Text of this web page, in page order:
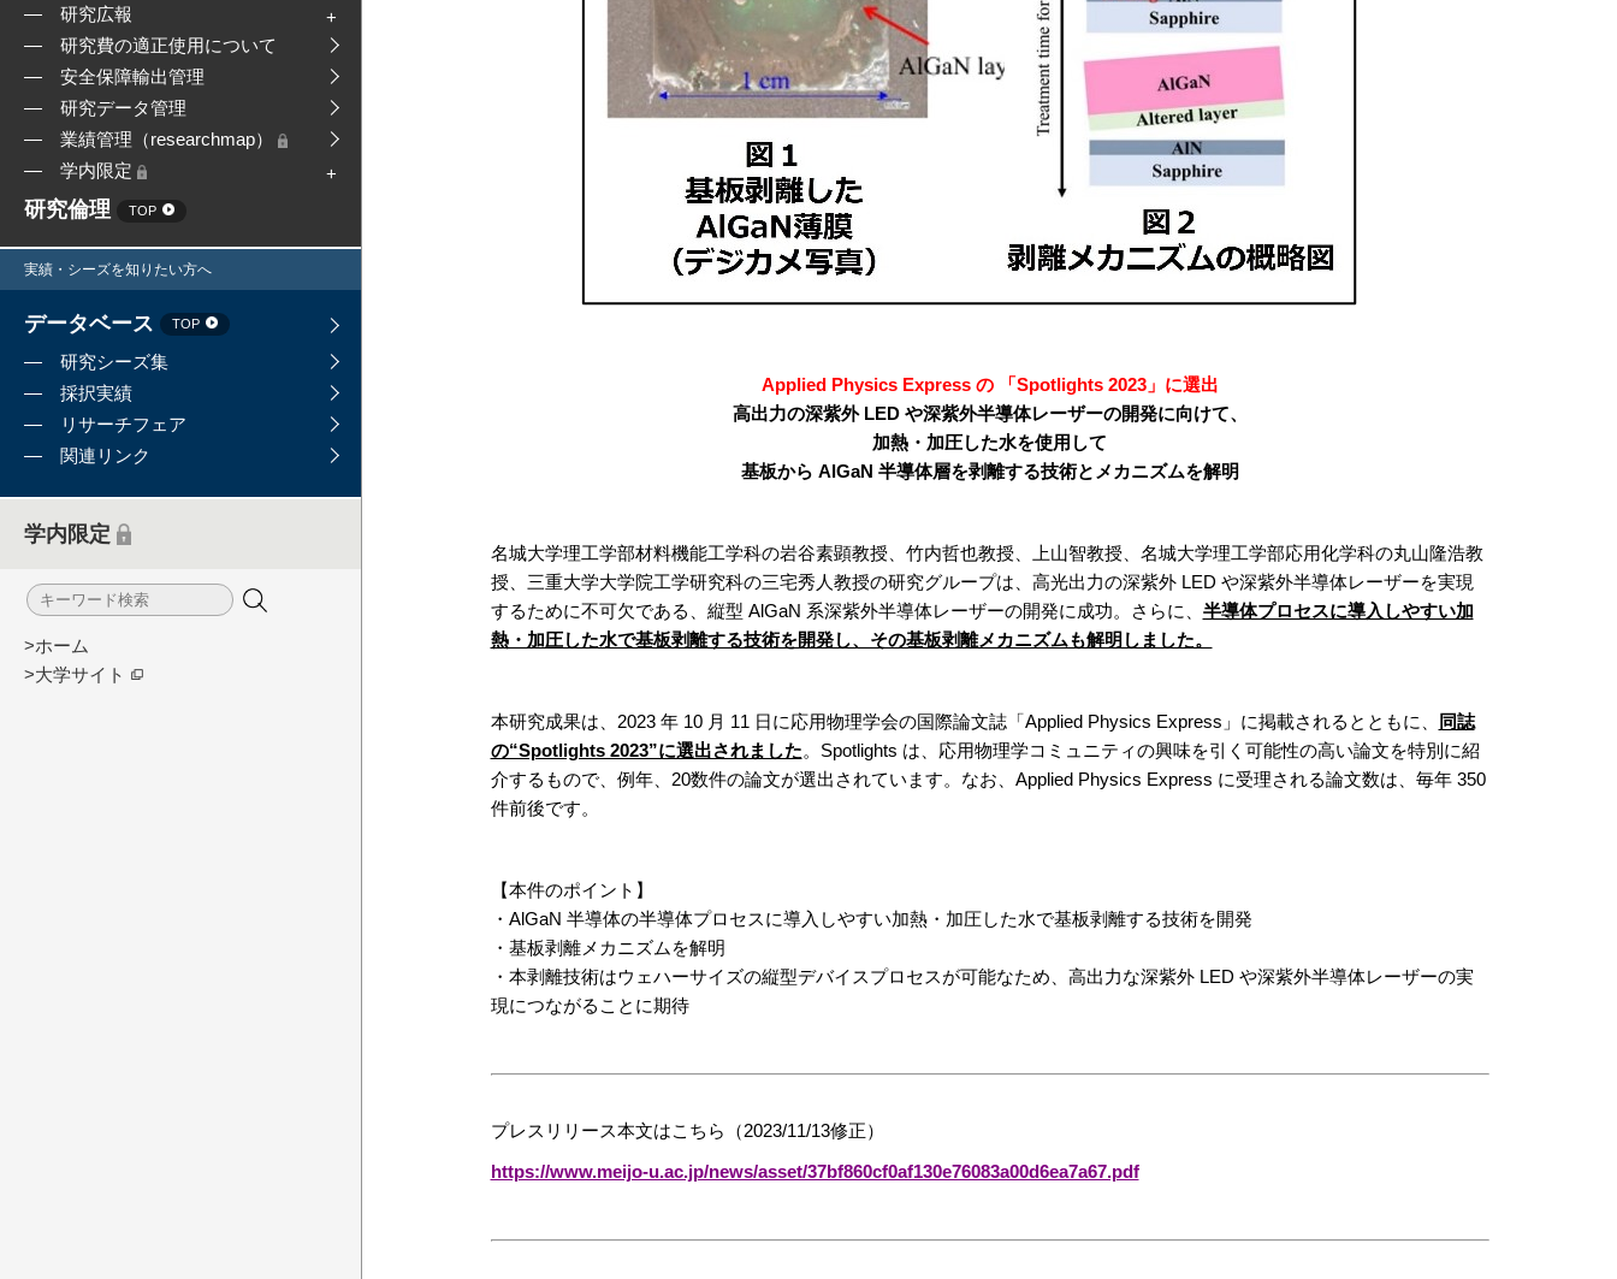
研究広報
研究費の適正使用について
安全保障輸出管理
研究データ管理
業績管理（researchmap）
学内限定
研究倫理 TOP
実績・シーズを知りたい方へ
データベース TOP
研究シーズ集
採択実績
リサーチフェア
関連リンク
学内限定
>ホーム
>大学サイト
Applied Physics Express の 「Spotlights 2023」に選出
高出力の深紫外 LED や深紫外半導体レーザーの開発に向けて、
加熱・加圧した水を使用して
基板から AlGaN 半導体層を剥離する技術とメカニズムを解明
名城大学理工学部材料機能工学科の岩谷素顕教授、竹内哲也教授、上山智教授、名城大学理工学部応用化学科の丸山隆浩教
授、三重大学大学院工学研究科の三宅秀人教授の研究グループは、高光出力の深紫外 LED や深紫外半導体レーザーを実現
するために不可欠である、縦型 AlGaN 系深紫外半導体レーザーの開発に成功。さらに、 半導体プロセスに導入しやすい加
熱・加圧した水で基板剥離する技術を開発し、その基板剥離メカニズムも解明しました。
本研究成果は、2023 年 10 月 11 日に応用物理学会の国際論文誌「Applied Physics Express」に掲載されるとともに、
同誌
の“Spotlights 2023”に選出されました。Spotlights は、応用物理学コミュニティの興味を引く可能性の高い論文を特別に紹
介するもので、例年、20数件の論文が選出されています。なお、Applied Physics Express に受理される論文数は、毎年 350
件前後です。
【本件のポイント】
・AlGaN 半導体の半導体プロセスに導入しやすい加熱・加圧した水で基板剥離する技術を開発
・基板剥離メカニズムを解明
・本剥離技術はウェハーサイズの縦型デバイスプロセスが可能なため、高出力な深紫外 LED や深紫外半導体レーザーの実
現につながることに期待
プレスリリース本文はこちら（2023/11/13修正）
https://www.meijo-u.ac.jp/news/asset/37bf860cf0af130e76083a00d6ea7a67.pdf